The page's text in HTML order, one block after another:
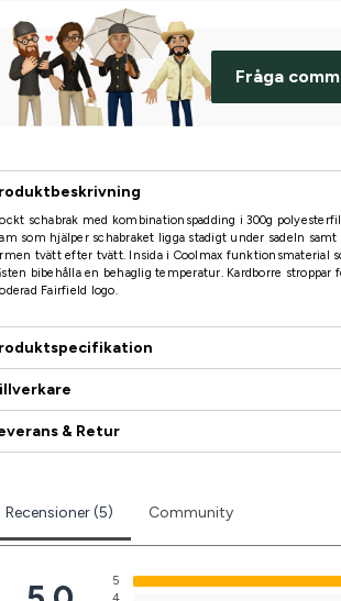
Fråga
schabrak med kombinationspadding i 300g
som hjälper schabraket ligga stadigt under sadeln samt
tvätt efter tvätt. Insida i Coolmax funktionsmaterial
bibehålla en behaglig temperatur. Kardborre stroppar
Fairfield logo.
& Retur
Recensioner (5) Community
5